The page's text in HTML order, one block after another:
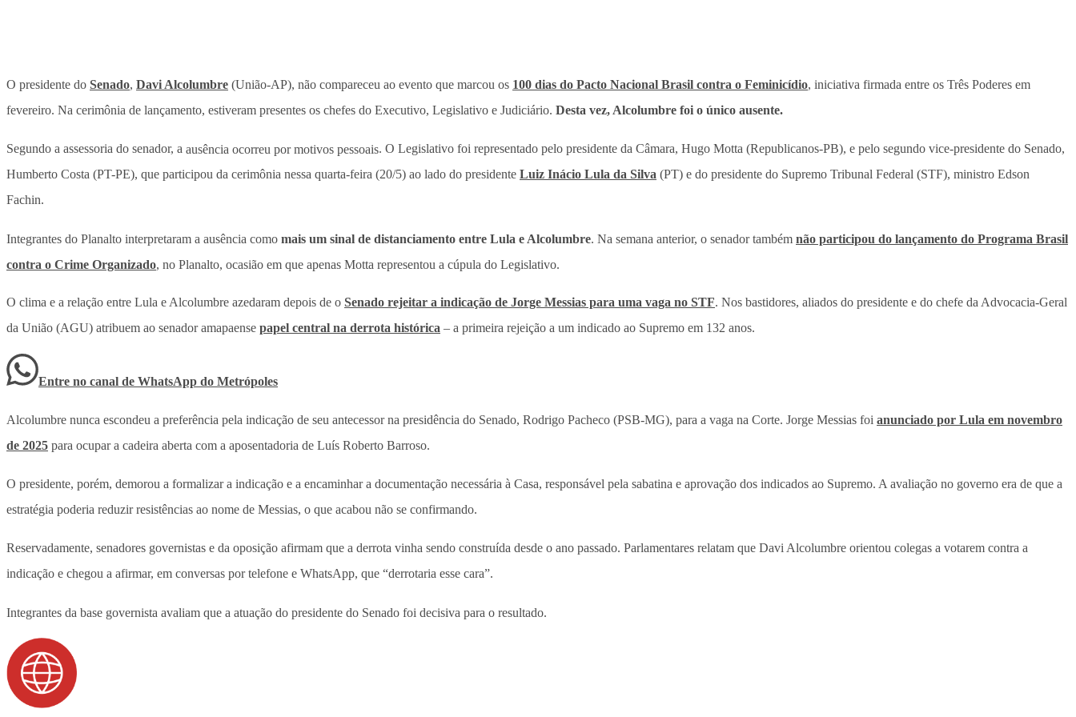
O presidente do Senado, Davi Alcolumbre (União-AP), não compareceu ao evento que marcou os 100 dias do Pacto Nacional Brasil contra o Feminicídio, iniciativa firmada entre os Três Poderes em
fevereiro. Na cerimônia de lançamento, estiveram presentes os chefes do Executivo, Legislativo e Judiciário. Desta vez, Alcolumbre foi o único ausente.
Segundo a assessoria do senador, a ausência ocorreu por motivos pessoais. O Legislativo foi representado pelo presidente da Câmara, Hugo Motta (Republicanos-PB), e pelo segundo vice-presidente do Senado,
Humberto Costa (PT-PE), que participou da cerimônia nessa quarta-feira (20/5) ao lado do presidente Luiz Inácio Lula da Silva (PT) e do presidente do Supremo Tribunal Federal (STF), ministro Edson
Fachin.
Integrantes do Planalto interpretaram a ausência como mais um sinal de distanciamento entre Lula e Alcolumbre . Na semana anterior, o senador também não participou do lançamento do Programa Brasil
contra o Crime Organizado , no Planalto, ocasião em que apenas Motta representou a cúpula do Legislativo.
O clima e a relação entre Lula e Alcolumbre azedaram depois de o Senado rejeitar a indicação de Jorge Messias para uma vaga no STF. Nos bastidores, aliados do presidente e do chefe da Advocacia-Geral
da União (AGU) atribuem ao senador amapaense papel central na derrota histórica – a primeira rejeição a um indicado ao Supremo em 132 anos.
Entre no canal de WhatsApp do Metrópoles
Alcolumbre nunca escondeu a preferência pela indicação de seu antecessor na presidência do Senado, Rodrigo Pacheco (PSB-MG), para a vaga na Corte. Jorge Messias foi anunciado por Lula em novembro
de 2025 para ocupar a cadeira aberta com a aposentadoria de Luís Roberto Barroso.
O presidente, porém, demorou a formalizar a indicação e a encaminhar a documentação necessária à Casa, responsável pela sabatina e aprovação dos indicados ao Supremo. A avaliação no governo era de que a
estratégia poderia reduzir resistências ao nome de Messias, o que acabou não se confirmando.
Reservadamente, senadores governistas e da oposição afirmam que a derrota vinha sendo construída desde o ano passado. Parlamentares relatam que Davi Alcolumbre orientou colegas a votarem contra a
indicação e chegou a afirmar, em conversas por telefone e WhatsApp, que “derrotaria esse cara”.
Integrantes da base governista avaliam que a atuação do presidente do Senado foi decisiva para o resultado.